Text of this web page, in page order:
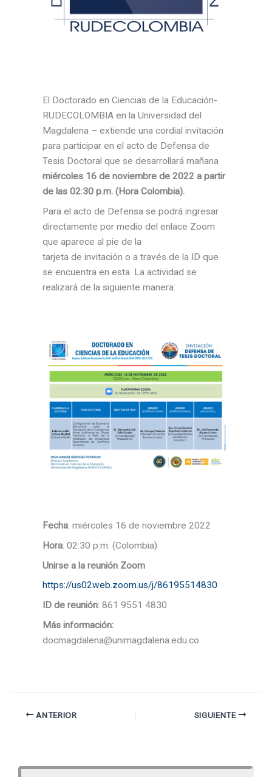
El Doctorado en Ciencias de la Educación-
RUDECOLOMBIA en la Universidad del
Magdalena – extiende una cordial invitación
para participar en el acto de Defensa de
Tesis Doctoral que se desarrollará mañana
miércoles 16 de noviembre de 2022 a partir
de las 02:30 p.m. (Hora Colombia).
Para el acto de Defensa se podrá ingresar
directamente por medio del enlace Zoom
que aparece al pie de la
tarjeta de invitación o a través de la ID que
se encuentra en esta. La actividad se
realizará de la siguiente manera:
Fecha: miércoles 16 de noviembre 2022
Hora: 02:30 p.m. (Colombia)
Unirse a la reunión Zoom
https://us02web.zoom.us/j/86195514830
ID de reunión: 861 9551 4830
Más información:
docmagdalena@unimagdalena.edu.co
ANTERIOR SIGUIENTE